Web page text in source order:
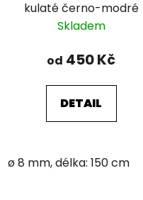
kulaté černo-modré
Skladem
od 450 Kč
DETAIL
ø 8 mm, délka: 150 cm